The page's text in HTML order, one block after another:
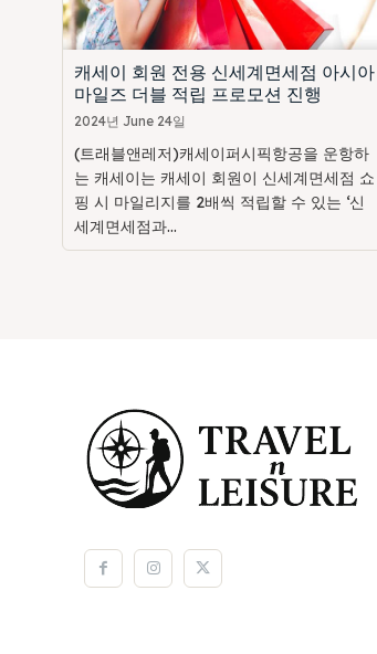
캐세이 회원 전용 신세계면세점 아시아
마일즈 더블 적립 프로모션 진행
2024년 June 24일
(트래블앤레저)캐세이퍼시픽항공을 운항하
는 캐세이는 캐세이 회원이 신세계면세점 쇼
핑 시 마일리지를 2배씩 적립할 수 있는 ‘신
세계면세점과...